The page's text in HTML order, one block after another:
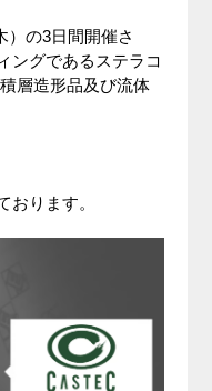
）の3日間開催さ
ングであるステラコ
層造形品及び流体
おります。